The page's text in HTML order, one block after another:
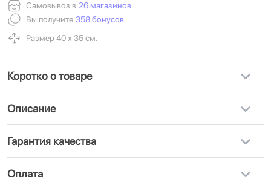
Самовывоз в 26 магазинов
Вы получите 358 бонусов
Размер 40 х 35 см.
Коротко о товаре
Описание
Гарантия качества
Оплата